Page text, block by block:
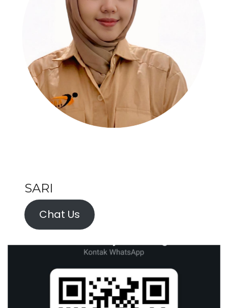
SARI
Chat Us